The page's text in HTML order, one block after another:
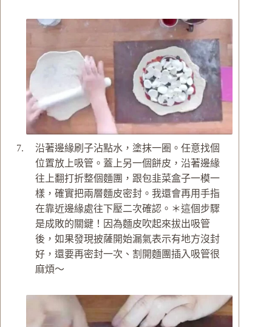
沿著邊緣刷子沾點水，塗抹一圈。任意找個
位置放上吸管。蓋上另一個餅皮，沿著邊緣
往上翻打折整個麵團，跟包韭菜盒子一模一
樣，確實把兩層麵皮密封。我還會再用手指
在靠近邊緣處往下壓二次確認。 ＊這個步驟
是成敗的關鍵！因為麵皮吹起來拔出吸管
後，如果發現披薩開始漏氣表示有地方沒封
好，還要再密封一次、割開麵團插入吸管很
麻煩～